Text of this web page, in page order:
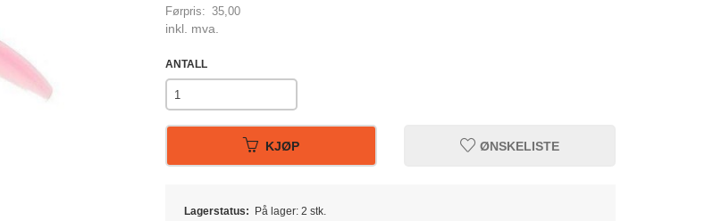
Førpris: 35,00
Rabatt
inkl. mva.
ANTALL
KJØP ØNSKELISTE
Lagerstatus:
På lager: 2 stk.